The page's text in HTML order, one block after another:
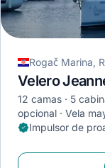
Rogač Marina,
Velero
12 camas 5
opcional
Vela
Impulsor de